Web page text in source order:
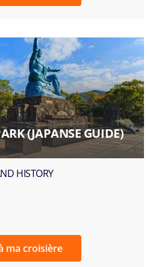
(JAPANSE GUIDE)
HISTORY
ma croisière